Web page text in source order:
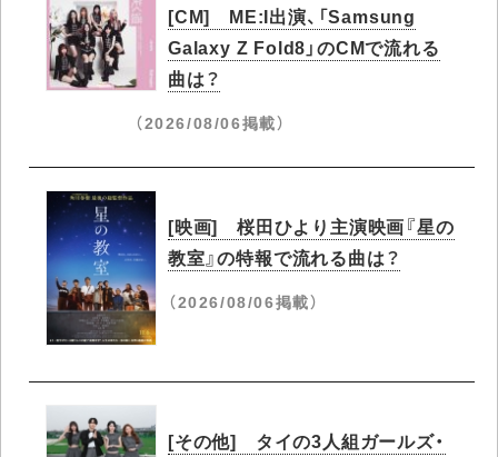
[CM] ME:I出演、「Samsung
Galaxy Z Fold8」のCMで流れる
曲は？
（2026/08/06掲載）
[映画] 桜田ひより主演映画『星の
教室』の特報で流れる曲は？
（2026/08/06掲載）
[その他] タイの3人組ガールズ・